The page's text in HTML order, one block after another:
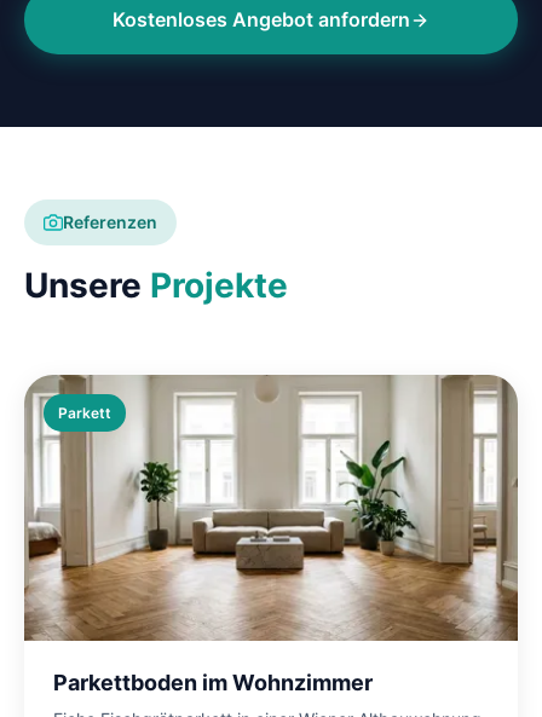
Kostenloses Angebot anfordern
Referenzen
Unsere Projekte
Parkett
Parkettboden im Wohnzimmer